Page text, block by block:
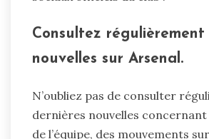
Consultez
nouvelles sur Arsenal.
N’oubliez pas de consulter
dernières nouvelles
de l’équipe, des mouvements